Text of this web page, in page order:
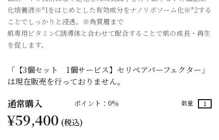
化培養液※*1をはじめとした有効成分をナノリポソーム化※*2する
ことでしっかりと浸透。※角質層まで
肌専用ビタミンC誘導体と合わせて配合することで肌の成長・再生
を促します。
「【3個セット 1個サービス】セリペアパーフェクター」
は現在販売を行っておりません。
通常購入 ポイント：0% 数量
¥59,400 (税込)